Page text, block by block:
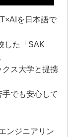
を日本語で
した「SAK
クス大学と提携
でも安心して
ンジニアリン